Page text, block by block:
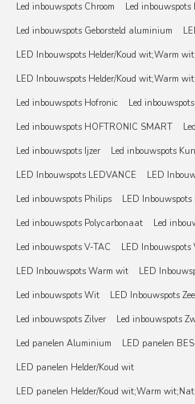
Led inbouwspots Chroom
Led inbouwspots
Led inbouwspots Geborsteld aluminium
LED Inbouwspots Helder/Koud wit;Warm
LED Inbouwspots Helder/Koud wit;Warm
Led inbouwspots Hofronic
Led
Led inbouwspots HOFTRONIC SMART
Led inbouwspots Ijzer
Led inbouwspots
LED Inbouwspots LEDVANCE
LED
Led inbouwspots Philips
LED
Led inbouwspots Polycarbonaat
Led
Led inbouwspots V-TAC
LED Inbouwspots
LED Inbouwspots Warm wit
LED
Led inbouwspots Wit
LED Inbouwspots
Led inbouwspots Zilver
Led inbouwspots
Led panelen Aluminium
LED panelen
LED panelen Helder/Koud wit
LED panelen Helder/Koud wit;Warm